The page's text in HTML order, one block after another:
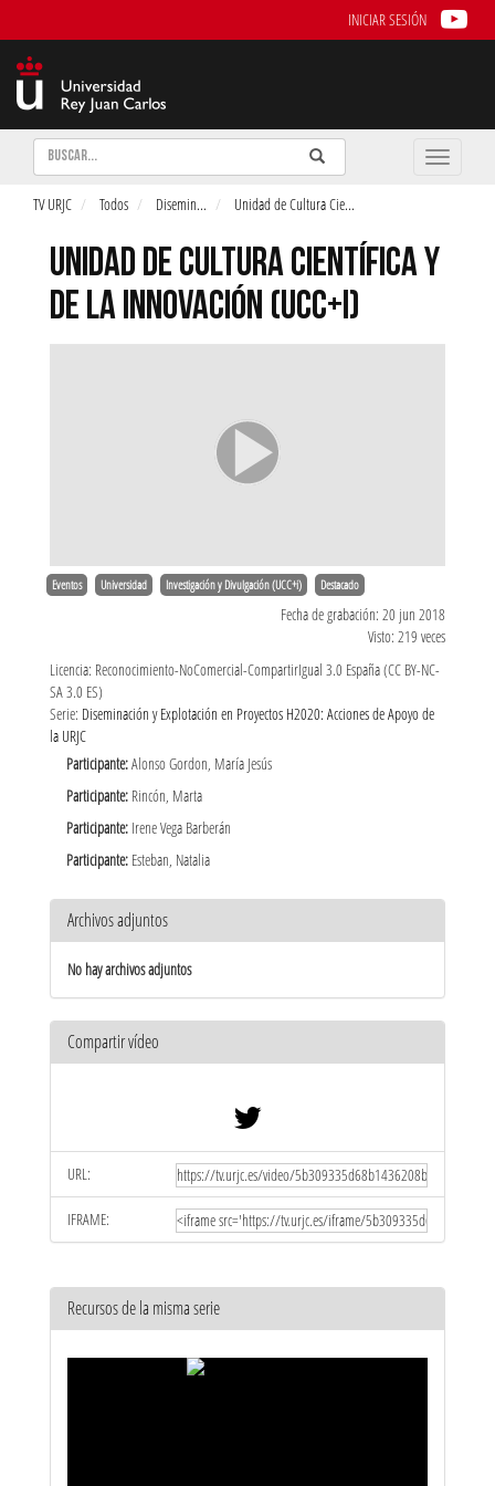
INICIAR SESIÓN
Buscar Enviar
Buscar
Toggle
TV URJC Todos Disemin... Unidad de Cultura Cie...
UNIDAD DE CULTURA CIENTÍFICA Y
DE LA INNOVACIÓN (UCC+I)
Eventos Universidad Investigación y Divulgación (UCC+i) Destacado
Fecha de grabación: 20 jun 2018
Visto: 219 veces
Licencia: Reconocimiento-NoComercial-CompartirIgual 3.0 España (CC BY-NC-
SA 3.0 ES)
Serie: Diseminación y Explotación en Proyectos H2020: Acciones de Apoyo de
la URJC
Participante:Alonso Gordon, María Jesús
Participante: Rincón, Marta
Participante: Irene Vega Barberán
Participante: Esteban, Natalia
Archivos adjuntos
No hay archivos adjuntos
Compartir vídeo
URL:
IFRAME:
Recursos de la misma serie